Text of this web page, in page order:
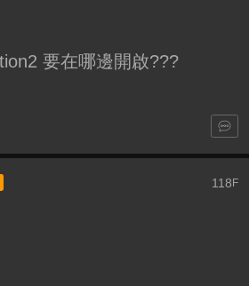
要在哪邊開啟???
118F